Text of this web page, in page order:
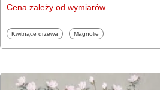
Cena zależy od wymiarów
Fototapety
Kwitnące drzewa Fototapety
Magnolie